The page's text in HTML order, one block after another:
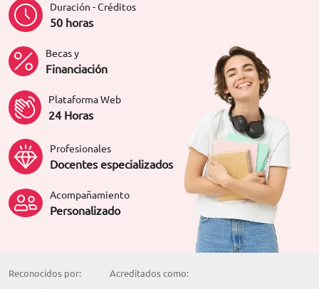
Duración - Créditos
50 horas
Becas y
Financiación
Plataforma Web
24 Horas
Profesionales
Docentes especializados
Acompañamiento
Personalizado
Reconocidos por: Acreditados como: